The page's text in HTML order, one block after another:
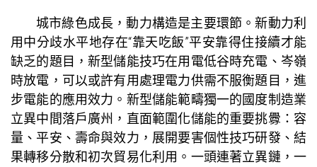
城市綠色成長，動力構造是主要環節。新動力利
用中分歧水平地存在“靠天吃飯”平安靠得住接續才能
缺乏的題目，新型儲能技巧在用電低谷時充電、岑嶺
時放電，可以或許有用處理電力供需不服衡題目，進
步電能的應用效力。新型儲能範疇獨一的國度制造業
立異中間落戶廣州，直面範圍化儲能的重要挑釁：容
量、平安、壽命與效力，展開要害個性技巧研發、結
果轉移分散和初次貿易化利用。一頭連著立異鏈，一